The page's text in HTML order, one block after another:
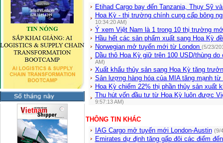
Etihad Cargo bay đến Tanzania, Thụy Sỹ
Hoa Kỳ - thị trường chính cung cấp bông
10:34:20 AM)
Ý xem Việt Nam là 1 trong 10 thị trường
Hầu hết các sản phẩm xuất sang Hoa Kỳ
Norwegian mở tuyến mới từ London (5/23/
Dầu thô Hoa Kỳ giữ trên 100 USD/thùng
AM)
Xuất khẩu thủy sản sang Hoa Kỳ tăng
Sản lượng hàng hóa của MIA tăng mạnh
Hoa Kỳ chiếm 22% thị phần thủy sản xuất
Thu hút vốn đầu tư từ Hoa Kỳ luôn được
9:57:13 AM)
THÔNG TIN KHÁC
IAG Cargo mở tuyến mới London-Austin (9/
Emirates dự định tăng gấp đôi các điểm